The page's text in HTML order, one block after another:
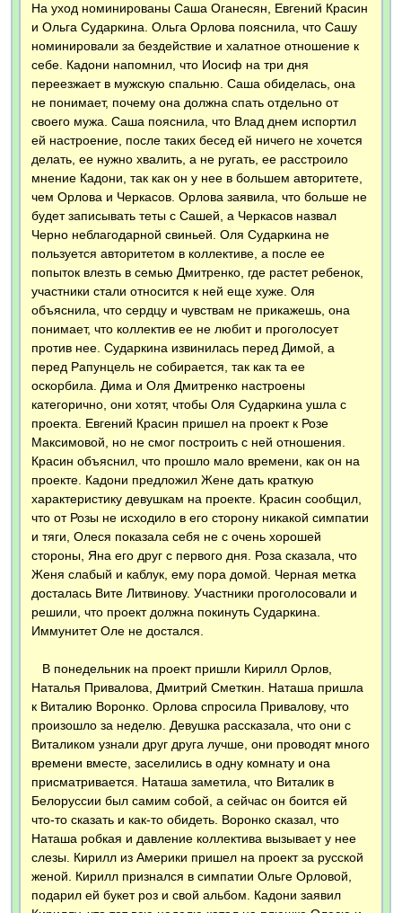
На уход номинированы Саша Оганесян, Евгений Красин
и Ольга Сударкина. Ольга Орлова пояснила, что Сашу
номинировали за бездействие и халатное отношение к
себе. Кадони напомнил, что Иосиф на три дня
переезжает в мужскую спальню. Саша обиделась, она
не понимает, почему она должна спать отдельно от
своего мужа. Саша пояснила, что Влад днем испортил
ей настроение, после таких бесед ей ничего не хочется
делать, ее нужно хвалить, а не ругать, ее расстроило
мнение Кадони, так как он у нее в большем авторитете,
чем Орлова и Черкасов. Орлова заявила, что больше не
будет записывать теты с Сашей, а Черкасов назвал
Черно неблагодарной свиньей. Оля Сударкина не
пользуется авторитетом в коллективе, а после ее
попыток влезть в семью Дмитренко, где растет ребенок,
участники стали относится к ней еще хуже. Оля
объяснила, что сердцу и чувствам не прикажешь, она
понимает, что коллектив ее не любит и проголосует
против нее. Сударкина извинилась перед Димой, а
перед Рапунцель не собирается, так как та ее
оскорбила. Дима и Оля Дмитренко настроены
категорично, они хотят, чтобы Оля Сударкина ушла с
проекта. Евгений Красин пришел на проект к Розе
Максимовой, но не смог построить с ней отношения.
Красин объяснил, что прошло мало времени, как он на
проекте. Кадони предложил Жене дать краткую
характеристику девушкам на проекте. Красин сообщил,
что от Розы не исходило в его сторону никакой симпатии
и тяги, Олеся показала себя не с очень хорошей
стороны, Яна его друг с первого дня. Роза сказала, что
Женя слабый и каблук, ему пора домой. Черная метка
досталась Вите Литвинову. Участники проголосовали и
решили, что проект должна покинуть Сударкина.
Иммунитет Оле не достался.
В понедельник на проект пришли Кирилл Орлов,
Наталья Привалова, Дмитрий Сметкин. Наташа пришла
к Виталию Воронко. Орлова спросила Привалову, что
произошло за неделю. Девушка рассказала, что они с
Виталиком узнали друг друга лучше, они проводят много
времени вместе, заселились в одну комнату и она
присматривается. Наташа заметила, что Виталик в
Белоруссии был самим собой, а сейчас он боится ей
что-то сказать и как-то обидеть. Воронко сказал, что
Наташа робкая и давление коллектива вызывает у нее
слезы. Кирилл из Америки пришел на проект за русской
женой. Кирилл признался в симпатии Ольге Орловой,
подарил ей букет роз и свой альбом. Кадони заявил